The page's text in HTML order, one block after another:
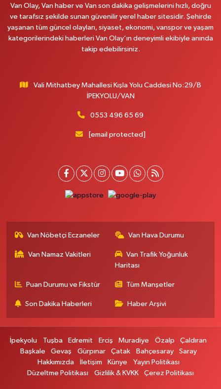
Afşar Eczanesi
Kazım Karabekir cad.Eski Araştırma Hastanesi karşısı (kent park karşısı )
Gürpınar Eczanesi
Akpınar Mah. Milli Egemenlik Cad.No:7 A
Yol Tarifi Al
0 (432) 215 77 65 Yol Tarifi Al
Ferhat Eczanesi
Akköprü mahallesi Beşyol mevkii sakatatçılar çarşısı altı şok market yanı
Gündüz Eczanesi
CUMHURİYET MAH. ATATÜRK CADDESİ NO:39 A
Merve Eczanesi
ZEYLAN CAD.BEKO BAYİ KARŞISI NO:13 MERVE ECZANESİ:ZEYLAN
Van Olay, Van haber ve Van son dakika gelişmelerini hızlı, doğru
ve tarafsız şekilde sunan güvenilir yerel haber sitesidir. Şehirde
yaşanan tüm güncel olayları, siyaset, ekonomi, vanspor ve yaşam
kategorilerindeki haberleri Van Olay’ın deneyimli ekibiyle anında
takip edebilirsiniz.
Vali Mithatbey Mahallesi Kışla Yolu Caddesi No:29/B
İPEKYOLU/VAN
0553 496 65 69
[email protected]
Van Nöbetçi Eczaneler Van Hava Durumu
Van Namaz Vakitleri
Van Trafik Yoğunluk
Haritası
Puan Durumu ve Fikstür Tüm Manşetler
Son Dakika Haberleri Haber Arşivi
İpekyolu Tuşba Edremit Erciş Muradiye Özalp
Çaldıran
Başkale
Gevaş Gürpınar Çatak Bahçesaray
Saray
Hakkımızda
İletişim Künye
Yayın Politikası
Düzeltme Politikası
Gizlilik & KVKK Çerez Politikası